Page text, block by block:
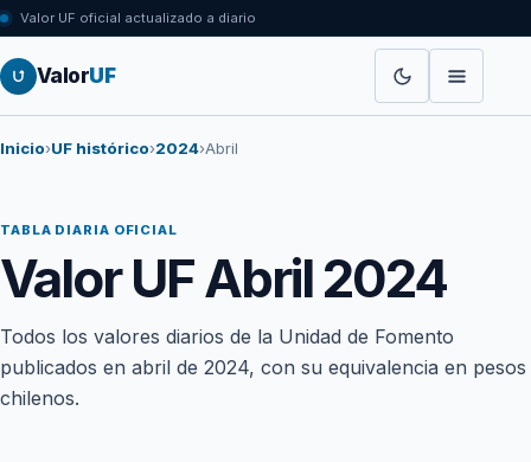
Valor UF oficial actualizado a diario
ValorUF
Inicio›UF histórico›2024›Abril
TABLA DIARIA OFICIAL
Valor UF Abril 2024
Todos los valores diarios de la Unidad de Fomento
publicados en abril de 2024, con su equivalencia en pesos
chilenos.